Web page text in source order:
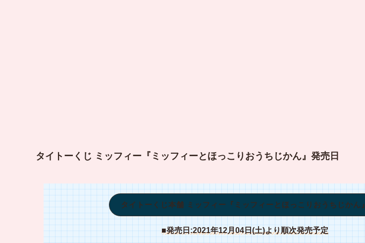
タイトーくじ ミッフィー『ミッフィーとほっこりおうちじかん』発売日
タイトーくじ本舗 ミッフィー『ミッフィーとほっこりおうちじかん』
■発売日:2021年12月04日(土)より順次発売予定